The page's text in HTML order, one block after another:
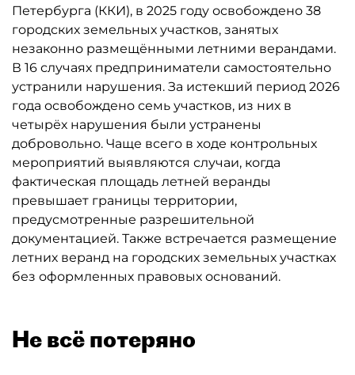
Петербурга (ККИ), в 2025 году освобождено 38
городских земельных участков, занятых
незаконно размещёнными летними верандами.
В 16 случаях предприниматели самостоятельно
устранили нарушения. За истекший период 2026
года освобождено семь участков, из них в
четырёх нарушения были устранены
добровольно. Чаще всего в ходе контрольных
мероприятий выявляются случаи, когда
фактическая площадь летней веранды
превышает границы территории,
предусмотренные разрешительной
документацией. Также встречается размещение
летних веранд на городских земельных участках
без оформленных правовых оснований.
Не всё потеряно